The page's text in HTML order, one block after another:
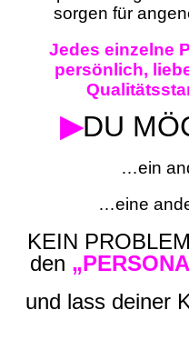
sorgen für
Jedes einzelne
persönlich,
▶DU
…ein
…eine
KEIN
den
und lass deiner